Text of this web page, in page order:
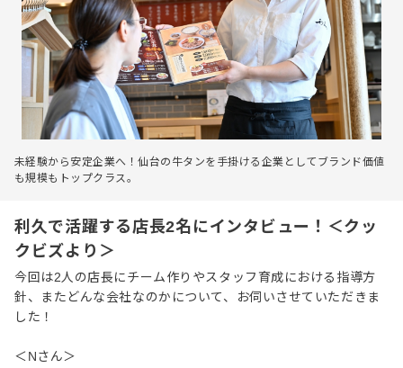
未経験から安定企業へ！仙台の牛タンを手掛ける企業としてブランド価値
も規模もトップクラス。
利久で活躍する店長2名にインタビュー！＜クッ
クビズより＞
今回は2人の店長にチーム作りやスタッフ育成における指導方
針、またどんな会社なのかについて、お伺いさせていただきま
した！
＜Nさん＞